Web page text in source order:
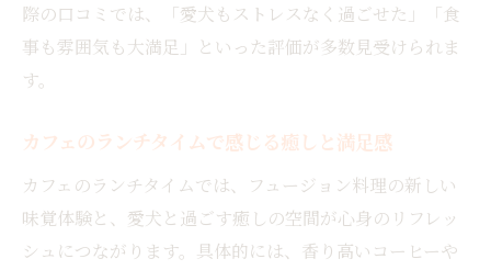
際の口コミでは、「愛犬もストレスなく過ごせた」「食
事も雰囲気も大満足」といった評価が多数見受けられま
す。
カフェのランチタイムで感じる癒しと満足感
カフェのランチタイムでは、フュージョン料理の新しい
味覚体験と、愛犬と過ごす癒しの空間が心身のリフレッ
シュにつながります。具体的には、香り高いコーヒーや